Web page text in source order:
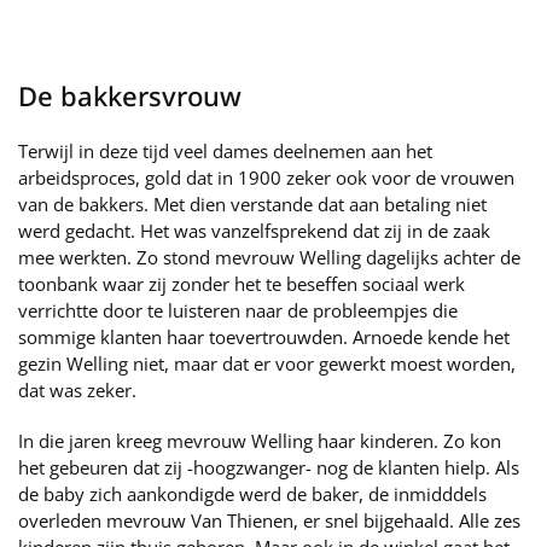
De bakkersvrouw
Terwijl in deze tijd veel dames deelnemen aan het
arbeidsproces, gold dat in 1900 zeker ook voor de vrouwen
van de bakkers. Met dien verstande dat aan betaling niet
werd gedacht. Het was vanzelfsprekend dat zij in de zaak
mee werkten. Zo stond mevrouw Welling dagelijks achter de
toonbank waar zij zonder het te beseffen sociaal werk
verrichtte door te luisteren naar de probleempjes die
sommige klanten haar toevertrouwden. Arnoede kende het
gezin Welling niet, maar dat er voor gewerkt moest worden,
dat was zeker.
In die jaren kreeg mevrouw Welling haar kinderen. Zo kon
het gebeuren dat zij -hoogzwanger- nog de klanten hielp. Als
de baby zich aankondigde werd de baker, de inmidddels
overleden mevrouw Van Thienen, er snel bijgehaald. Alle zes